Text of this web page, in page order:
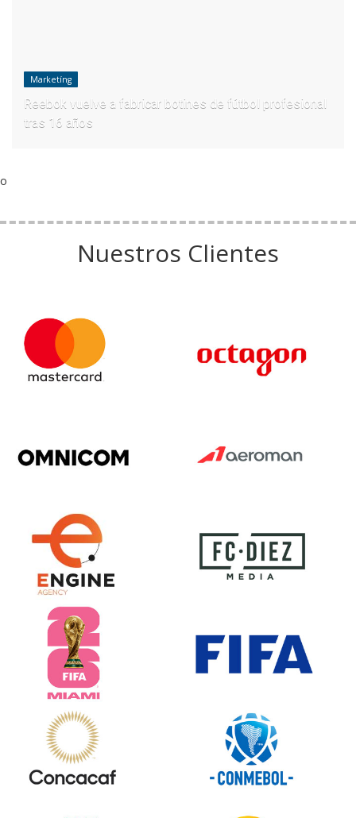
Marketíng
Reebok vuelve a fabricar botines de fútbol profesional
tras 16 años
o
Nuestros Clientes